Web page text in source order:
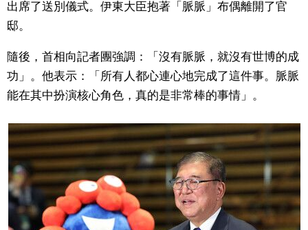
社會
文化
科學技術
出席了送別儀式。伊東大臣抱著「脈脈」布偶離開了官
邸。
隨後，首相向記者團強調：「沒有脈脈，就沒有世博的成
功」。他表示：「所有人都心連心地完成了這件事。脈脈
能在其中扮演核心角色，真的是非常棒的事情」。